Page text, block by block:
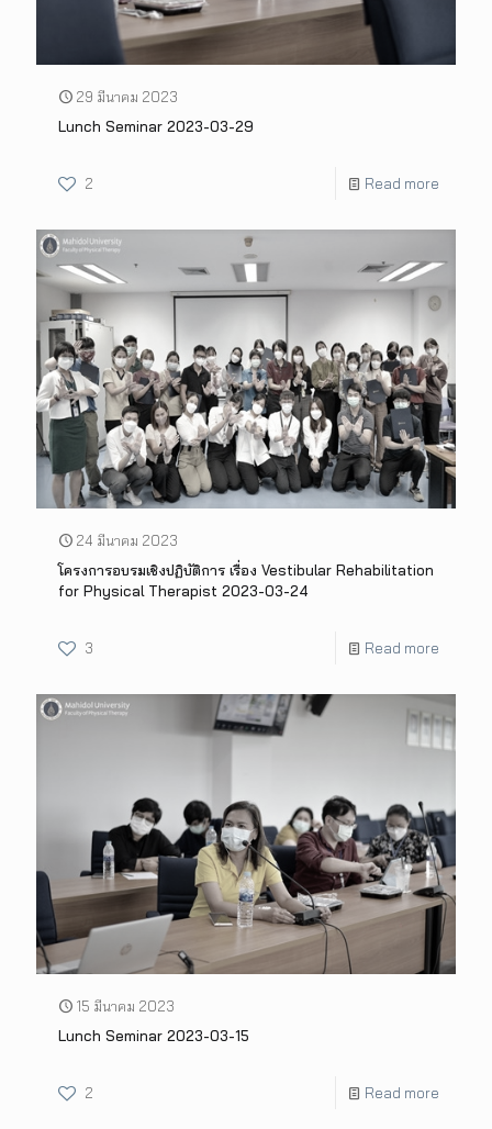
29 มีนาคม 2023
Lunch Seminar 2023-03-29
2 Read more
24 มีนาคม 2023
โครงการอบรมเชิงปฏิบัติการ เรื่อง Vestibular Rehabilitation
for Physical Therapist 2023-03-24
3 Read more
15 มีนาคม 2023
Lunch Seminar 2023-03-15
2 Read more